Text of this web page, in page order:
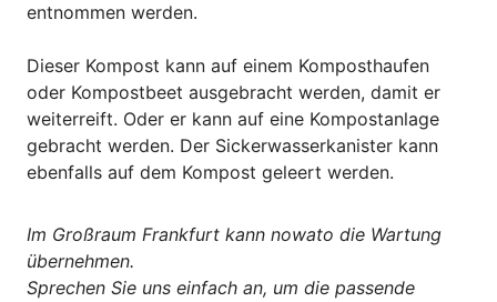
entnommen werden.
Dieser Kompost kann auf einem Komposthaufen
oder Kompostbeet ausgebracht werden, damit er
weiterreift. Oder er kann auf eine Kompostanlage
gebracht werden. Der Sickerwasserkanister kann
ebenfalls auf dem Kompost geleert werden.
Im Großraum Frankfurt kann nowato die Wartung
übernehmen.
Sprechen Sie uns einfach an, um die passende